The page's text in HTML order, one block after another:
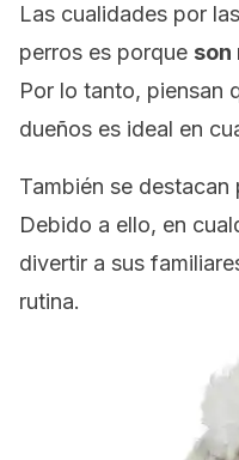
Las cualidades por
perros es porque son
Por lo tanto, piensan
dueños es ideal en
También se destacan
Debido a ello, en
divertir a sus
rutina.